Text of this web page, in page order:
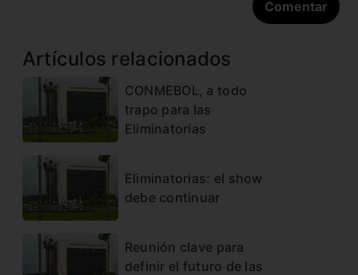
Artículos relacionados
CONMEBOL, a todo
trapo para las
Eliminatorias
Eliminatorias: el show
debe continuar
Reunión clave para
definir el futuro de las